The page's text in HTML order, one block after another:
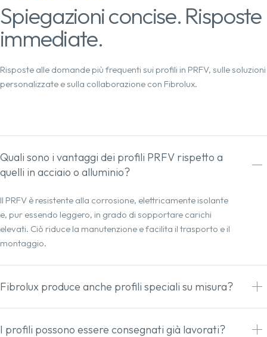
Spiegazioni concise. Risposte
immediate.
Risposte alle domande più frequenti sui profili in PRFV, sulle soluzioni
personalizzate e sulla collaborazione con Fibrolux.
Quali sono i vantaggi dei profili PRFV rispetto a
quelli in acciaio o alluminio?
Il PRFV è resistente alla corrosione, elettricamente isolante
e, pur essendo leggero, in grado di sopportare carichi
elevati. Ciò riduce la manutenzione e facilita il trasporto e il
montaggio.
Fibrolux produce anche profili speciali su misura?
I profili possono essere consegnati già lavorati?